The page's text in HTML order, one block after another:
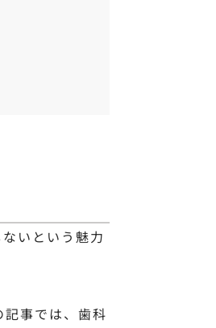
いという魅力
事では、歯科